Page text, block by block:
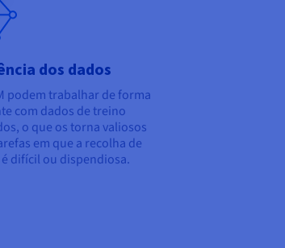
dos dados
podem trabalhar de forma
com dados de treino
o que os torna valiosos
em que a recolha de
difícil ou dispendiosa.